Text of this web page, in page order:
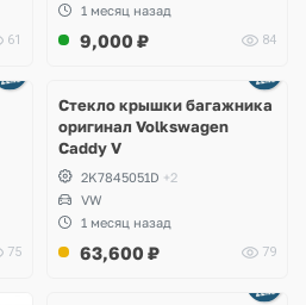
61
1 месяц назад
9,000 ₽ 84
75
Стекло крышки багажника
оригинал Volkswagen
Caddy V
2K7845051D +2
VW
1 месяц назад
63,600 ₽ 79